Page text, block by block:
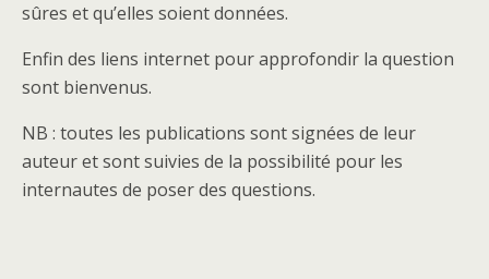
sûres et qu’elles soient données.
Enfin des liens internet pour approfondir la question
sont bienvenus.
NB : toutes les publications sont signées de leur
auteur et sont suivies de la possibilité pour les
internautes de poser des questions.